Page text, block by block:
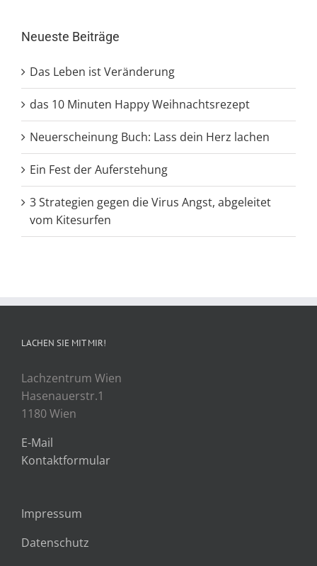
Neueste Beiträge
Das Leben ist Veränderung
das 10 Minuten Happy Weihnachtsrezept
Neuerscheinung Buch: Lass dein Herz lachen
Ein Fest der Auferstehung
3 Strategien gegen die Virus Angst, abgeleitet
vom Kitesurfen
LACHEN SIE MIT MIR!
Lachzentrum Wien
Hasenauerstr.1
1180 Wien
E-Mail
Kontaktformular
Impressum
Datenschutz